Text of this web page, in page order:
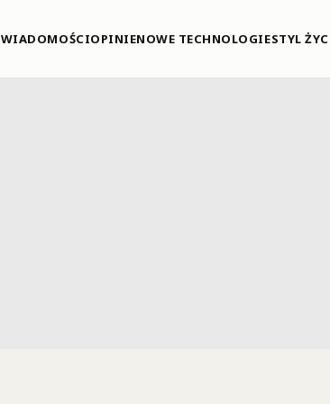
WIADOMOŚCIOPINIENOWE TECHNOLOGIESTYL